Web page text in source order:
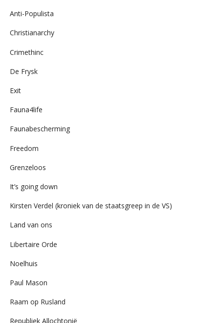
Anti-Populista
Christianarchy
Crimethinc
De Frysk
Exit
Fauna4life
Faunabescherming
Freedom
Grenzeloos
It’s going down
Kirsten Verdel (kroniek van de staatsgreep in de VS)
Land van ons
Libertaire Orde
Noelhuis
Paul Mason
Raam op Rusland
Republiek Allochtonië